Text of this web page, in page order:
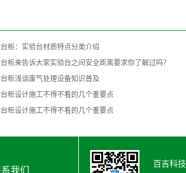
柜：实验台材质特点分类介绍
柜来告诉大家实验台之间安全距离要求你了解过吗？
柜浅谈废气处理设备知识普及
柜设计施工不得不看的几个重要点
柜设计施工不得不看的几个重要点
我们
百吉科技